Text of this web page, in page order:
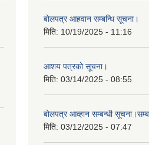
बोलपत्र आहवान सम्बन्धि सूचना।
मिति: 10/19/2025 - 11:16
आशय पत्रको सूचना।
मिति: 03/14/2025 - 08:55
बोलपत्र आव्हान सम्बन्धी
मिति: 03/12/2025 - 07:47